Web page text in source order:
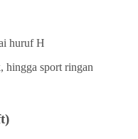
huruf H
hingga sport ringan